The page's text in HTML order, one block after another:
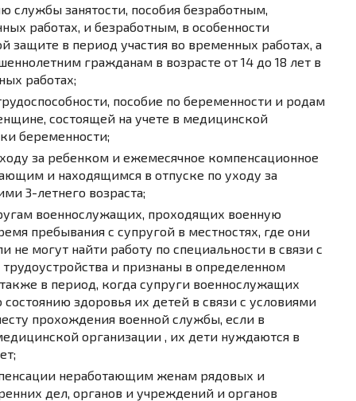
службы занятости, пособия безработным,
работах, и безработным, в особенности
защите в период участия во временных работах, а
гражданам в возрасте от 14 до 18 лет в
работах;
пособие по беременности и родам
состоящей на учете в медицинской
беременности;
за ребенком и ежемесячное компенсационное
и находящимся в отпуске по уходу за
3-летнего возраста;
военнослужащих, проходящих военную
пребывания с супругой в местностях, где они
не могут найти работу по специальности в связи с
и признаны в определенном
в период, когда супруги военнослужащих
здоровья их детей в связи с условиями
прохождения военной службы, если в
организации , их дети нуждаются в
неработающим женам рядовых и
дел, органов и учреждений и органов